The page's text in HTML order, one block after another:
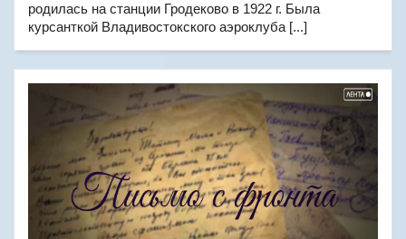
родилась на станции Гродеково в 1922 г. Была
курсанткой Владивостокского аэроклуба [...]